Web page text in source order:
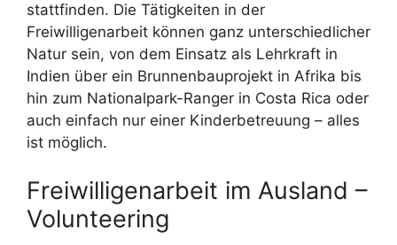
stattfinden. Die Tätigkeiten in der
Freiwilligenarbeit können ganz unterschiedlicher
Natur sein, von dem Einsatz als Lehrkraft in
Indien über ein Brunnenbauprojekt in Afrika bis
hin zum Nationalpark-Ranger in Costa Rica oder
auch einfach nur einer Kinderbetreuung – alles
ist möglich.
Freiwilligenarbeit im Ausland –
Volunteering